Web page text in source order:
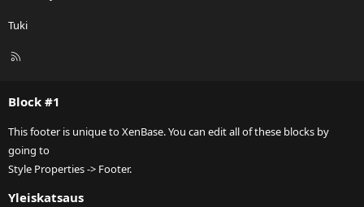
Tuki
R
Block #1
This footer is unique to XenBase. You can edit all of these blocks by
going to
Style Properties -> Footer.
Yleiskatsaus